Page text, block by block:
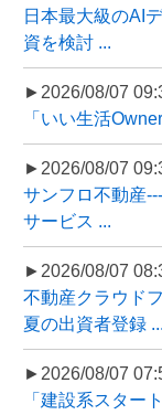
日本最大級のAI
資を検討 ...
►2026/08/07
「いい生活
►2026/08/07
サンフロ不動産
サービス ...
►2026/08/07
不動産クラウド
夏の出資者登録 ...
►2026/08/07
「建設系スター